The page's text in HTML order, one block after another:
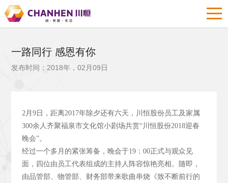
一路同行 感恩有你
发布时间：2018年，02月09日
2月9日，距离2017年除夕还有六天，川恒股份员工及家属
300余人齐聚福泉市文化馆小剧场共赏“川恒股份2018迎春
晚会”。
经过一个多月的紧张筹备，晚会于19：00正式与观众见
面，四位由员工代表组成的主持人阵容惊艳亮相。随即，
由品管部、物管部、财务部带来歌曲串烧《致不断前行的